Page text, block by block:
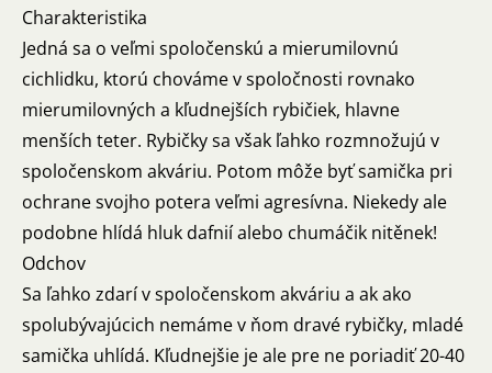
Charakteristika
Jedná sa o veľmi spoločenskú a mierumilovnú
cichlidku, ktorú chováme v spoločnosti rovnako
mierumilovných a kľudnejších rybičiek, hlavne
menších teter. Rybičky sa však ľahko rozmnožujú v
spoločenskom akváriu. Potom môže byť samička pri
ochrane svojho potera veľmi agresívna. Niekedy ale
podobne hlídá hluk dafnií alebo chumáčik nitěnek!
Odchov
Sa ľahko zdarí v spoločenskom akváriu a ak ako
spolubývajúcich nemáme v ňom dravé rybičky, mladé
samička uhlídá. Kľudnejšie je ale pre ne poriadiť 20-40